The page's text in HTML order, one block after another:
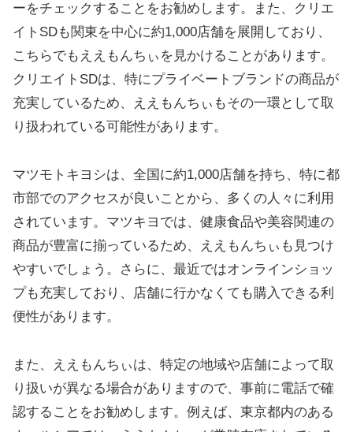
ーをチェックすることをお勧めします。また、クリエ
イトSDも関東を中心に約1,000店舗を展開しており、
こちらでもええもんちぃを見かけることがあります。
クリエイトSDは、特にプライベートブランドの商品が
充実しているため、ええもんちぃもその一環として取
り扱われている可能性があります。
マツモトキヨシは、全国に約1,000店舗を持ち、特に都
市部でのアクセスが良いことから、多くの人々に利用
されています。マツキヨでは、健康食品や美容関連の
商品が豊富に揃っているため、ええもんちぃも見つけ
やすいでしょう。さらに、最近ではオンラインショッ
プも充実しており、店舗に行かなくても購入できる利
便性があります。
また、ええもんちぃは、特定の地域や店舗によって取
り扱いが異なる場合がありますので、事前に電話で確
認することをお勧めします。例えば、東京都内のある